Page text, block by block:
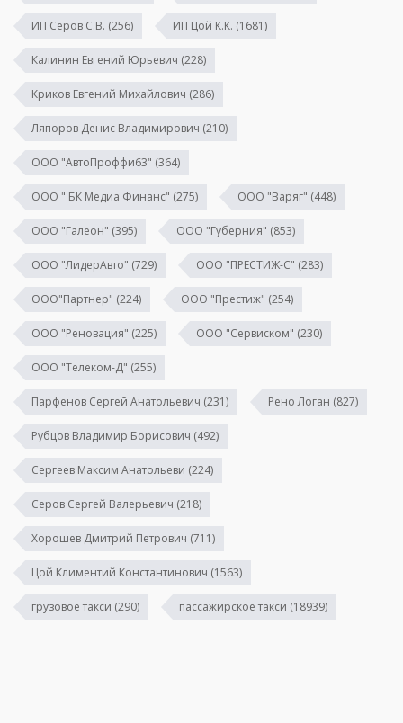
ИП Серов С.В. (256) ИП Цой К.К. (1681)
Калинин Евгений Юрьевич (228)
Криков Евгений Михайлович (286)
Ляпоров Денис Владимирович (210)
ООО "АвтоПроффи63" (364)
ООО " БК Медиа Финанс" (275) ООО "Варяг" (448)
ООО "Галеон" (395) ООО "Губерния" (853)
ООО "ЛидерАвто" (729) ООО "ПРЕСТИЖ-С" (283)
ООО"Партнер" (224) ООО "Престиж" (254)
ООО "Реновация" (225) ООО "Сервиском" (230)
ООО "Телеком-Д" (255)
Парфенов Сергей Анатольевич (231) Рено Логан (827)
Рубцов Владимир Борисович (492)
Сергеев Максим Анатольеви (224)
Серов Сергей Валерьевич (218)
Хорошев Дмитрий Петрович (711)
Цой Климентий Константинович (1563)
грузовое такси (290) пассажирское такси (18939)